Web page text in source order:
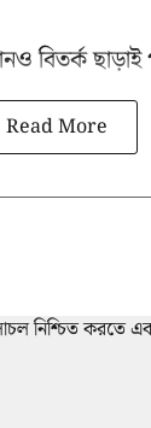
বিতর্ক
Read More